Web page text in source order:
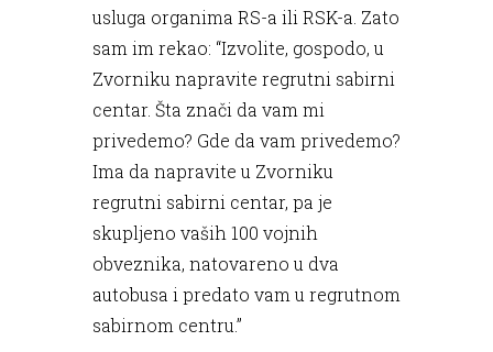
usluga organima RS-a ili RSK-a. Zato
sam im rekao: “Izvolite, gospodo, u
Zvorniku napravite regrutni sabirni
centar. Šta znači da vam mi
privedemo? Gde da vam privedemo?
Ima da napravite u Zvorniku
regrutni sabirni centar, pa je
skupljeno vaših 100 vojnih
obveznika, natovareno u dva
autobusa i predato vam u regrutnom
sabirnom centru.”